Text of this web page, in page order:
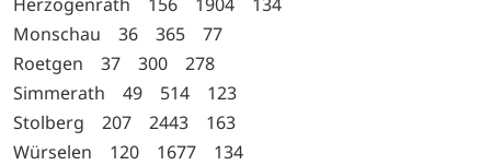
Monschau 36 365 77
Roetgen 37 300 278
Simmerath 49 514 123
Stolberg 207 2443 163
Würselen 120 1677 134